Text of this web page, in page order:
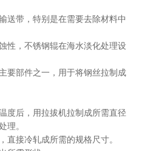
送带，特别是在需要去除材料中
性，不锈钢辊在海水淡化处理设
要部件之一，用于将钢丝拉制成
度后，用拉拔机拉制成所需直径
理。
直接冷轧成所需的规格尺寸。